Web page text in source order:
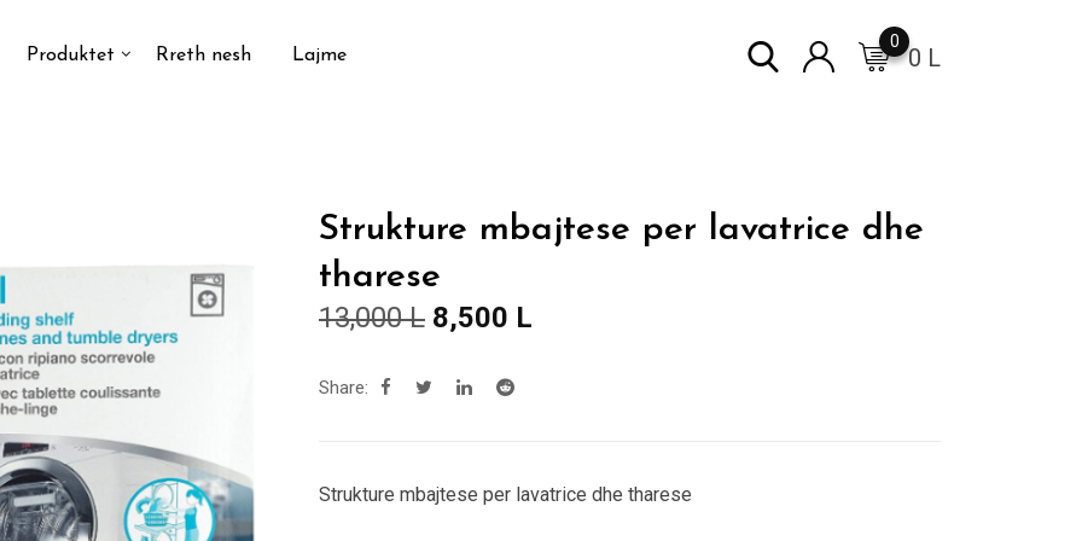
Produktet Rreth nesh Lajme 0 L
0
Strukture mbajtese per lavatrice dhe
tharese
13,000L Çmimi
qe:
8,500 L
Share:
Strukture mbajtese per lavatrice dhe tharese